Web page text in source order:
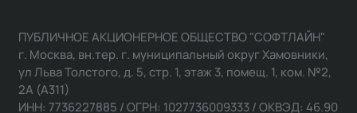
ПУБЛИЧНОЕ АКЦИОНЕРНОЕ ОБЩЕСТВО "СОФТЛАЙН"
г. Москва, вн.тер. г. муниципальный округ Хамовники,
ул Льва Толстого, д. 5, стр. 1, этаж 3, помещ. 1, ком. №2,
2А (А311)
ИНН: 7736227885 / ОГРН: 1027736009333 / ОКВЭД: 46.90